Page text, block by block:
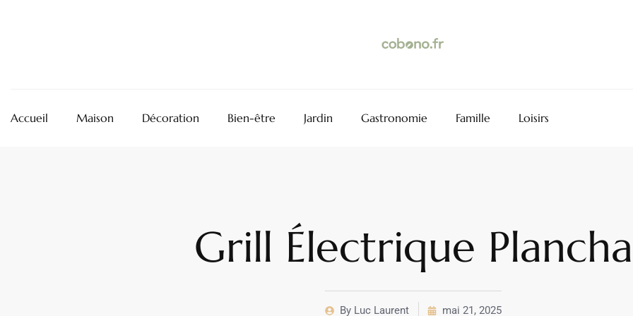
Accueil Maison Décoration Bien-être Jardin Gastronomie Famille Loisirs
Grill Électrique Plancha
By Luc Laurent mai 21, 2025